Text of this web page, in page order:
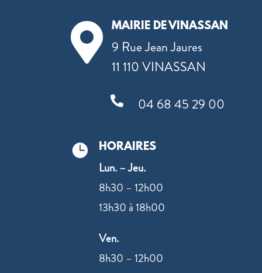
 MAIRIE DE VINASSAN
9 Rue Jean Jaures
11 110 VINASSAN
 04 68 45 29 00
 HORAIRES
Lun. – Jeu.
8h30 – 12h00
13h30 à 18h00
Ven.
8h30 – 12h00